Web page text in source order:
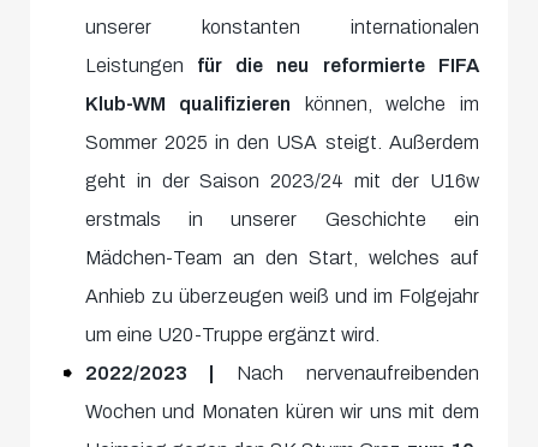
unserer konstanten internationalen
Leistungen für die neu reformierte FIFA
Klub-WM qualifizieren können, welche im
Sommer 2025 in den USA steigt. Außerdem
geht in der Saison 2023/24 mit der U16w
erstmals in unserer Geschichte ein
Mädchen-Team an den Start, welches auf
Anhieb zu überzeugen weiß und im Folgejahr
um eine U20-Truppe ergänzt wird.
2022/2023 |
Nach nervenaufreibenden
Wochen und Monaten küren wir uns mit dem